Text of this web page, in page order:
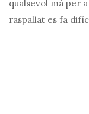
qualsevol mà per
raspallat es fa